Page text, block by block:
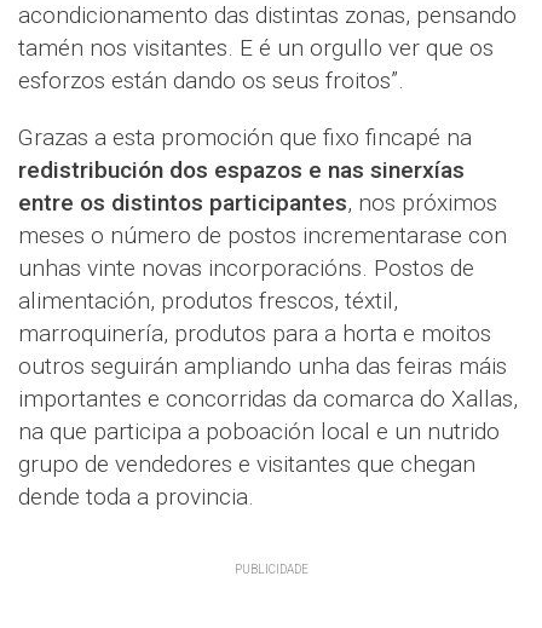
acondicionamento das distintas zonas, pensando
tamén nos visitantes. E é un orgullo ver que os
esforzos están dando os seus froitos”.
Grazas a esta promoción que fixo fincapé na
redistribución dos espazos e nas sinerxías
entre os distintos participantes, nos próximos
meses o número de postos incrementarase con
unhas vinte novas incorporacións. Postos de
alimentación, produtos frescos, téxtil,
marroquinería, produtos para a horta e moitos
outros seguirán ampliando unha das feiras máis
importantes e concorridas da comarca do Xallas,
na que participa a poboación local e un nutrido
grupo de vendedores e visitantes que chegan
dende toda a provincia.